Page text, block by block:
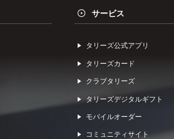
サービス
タリーズ公式アプリ
タリーズカード
クラブタリーズ
タリーズデジタルギフト
モバイルオーダー
コミュニティサイト